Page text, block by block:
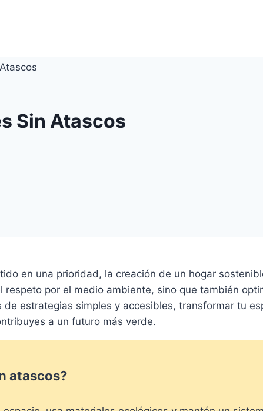
Sin Atascos
en una prioridad, la creación de un hogar
por el medio ambiente, sino que también
estrategias simples y accesibles, transformar tu
a un futuro más verde.
atascos?